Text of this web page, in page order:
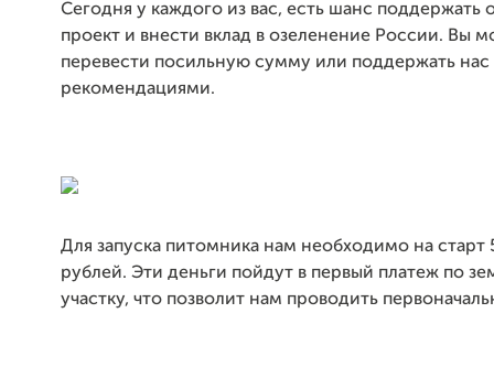
Сегодня у каждого из вас, есть шанс поддержать
проект и внести вклад в озеленение России. Вы
перевести посильную сумму или поддержать нас
рекомендациями.
Для запуска питомника нам необходимо на старт
рублей. Эти деньги пойдут в первый платеж по
участку, что позволит нам проводить